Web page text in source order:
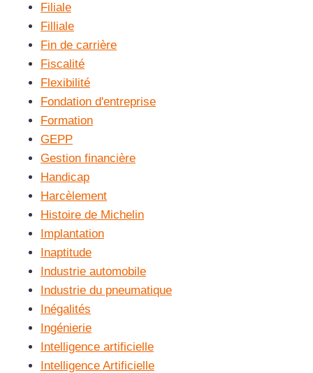
Filiale
Filliale
Fin de carrière
Fiscalité
Flexibilité
Fondation d'entreprise
Formation
GEPP
Gestion financière
Handicap
Harcèlement
Histoire de Michelin
Implantation
Inaptitude
Industrie automobile
Industrie du pneumatique
Inégalités
Ingénierie
Intelligence artificielle
Intelligence Artificielle